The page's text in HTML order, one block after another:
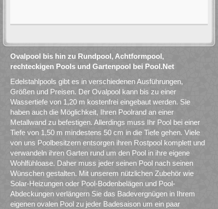
Ovalpool bis hin zu Rundpool, Achtformpool,
rechteckigen Pools und Gartenpool bei Pool.Net
Edelstahlpools gibt es in verschiedenen Ausführungen,
Größen und Preisen. Der Ovalpool kann bis zu einer
Wassertiefe von 1,20 m kostenfrei eingebaut werden. Sie
haben auch die Möglichkeit, Ihren Poolrand an einer
Metallwand zu befestigen. Allerdings muss Ihr Pool bei einer
Tiefe von 1,50 m mindestens 50 cm in die Tiefe gehen. Viele
von uns Poolbesitzern entsorgen ihren Rostpool komplett und
verwandeln ihren Garten rund um den Pool in ihre eigene
Wohlfühloase. Daher muss jeder seinen Pool nach seinen
Wünschen gestalten. Mit unserem nützlichen Zubehör wie
Solar-Heizungen oder Pool-Bodenbelägen und Pool-
Abdeckungen verlängern Sie das Badevergnügen in Ihrem
eigenen ovalen Pool zu jeder Badesaison um ein paar